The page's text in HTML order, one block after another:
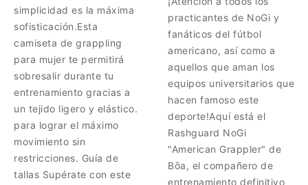
simplicidad es la máxima
sofisticación.Esta
camiseta de grappling
para mujer te permitirá
sobresalir durante tu
entrenamiento gracias a
un tejido ligero y elástico.
para lograr el máximo
movimiento sin
restricciones. Guía de
tallas Supérate con este
practicantes de NoGi y
fanáticos del fútbol
americano, así como a
aquellos que aman los
equipos universitarios que
hacen famoso este
deporte!Aquí está el
Rashguard NoGi
"American Grappler" de
Bōa, el compañero de
entrenamiento definitivo